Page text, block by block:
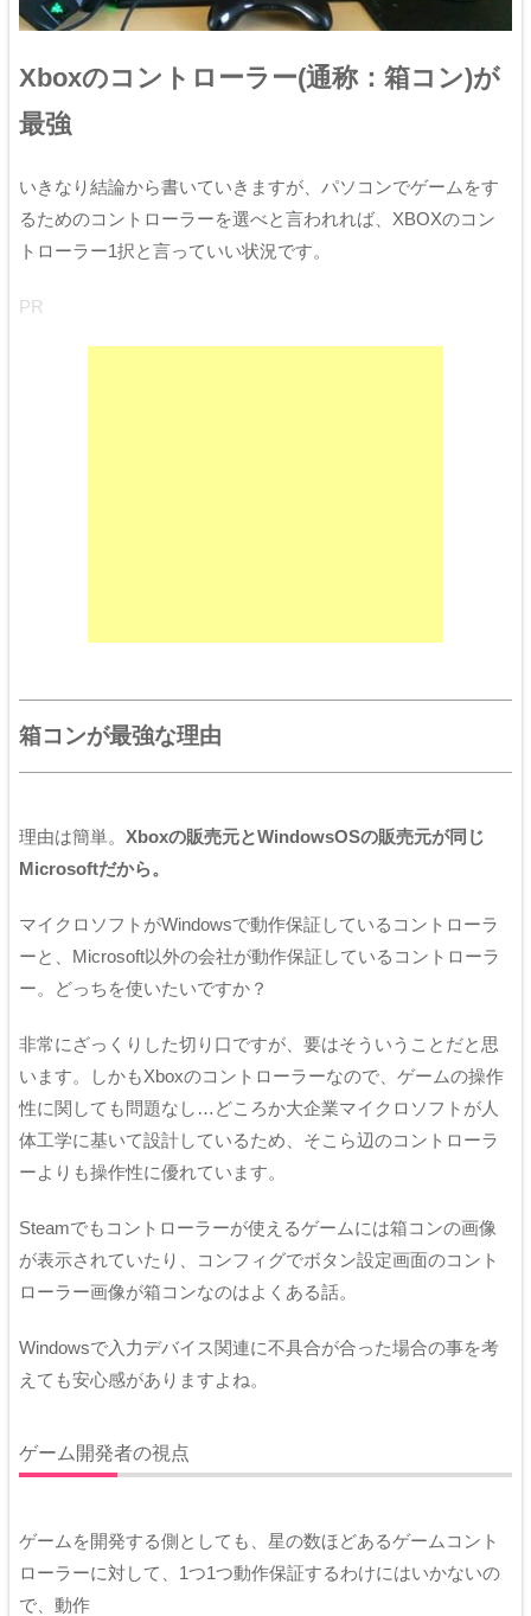
Xboxのコントローラー(通称：箱コン)が
最強
いきなり結論から書いていきますが、パソコンでゲームをす
るためのコントローラーを選べと言われれば、XBOXのコン
トローラー1択と言っていい状況です。
PR
箱コンが最強な理由
理由は簡単。 Xboxの販売元とWindowsOSの販売元が同じ
Microsoftだから。
マイクロソフトがWindowsで動作保証しているコントローラ
ーと、Microsoft以外の会社が動作保証しているコントローラ
ー。どっちを使いたいですか？
非常にざっくりした切り口ですが、要はそういうことだと思
います。しかもXboxのコントローラーなので、ゲームの操作
性に関しても問題なし…どころか大企業マイクロソフトが人
体工学に基いて設計しているため、そこら辺のコントローラ
ーよりも操作性に優れています。
Steamでもコントローラーが使えるゲームには箱コンの画像
が表示されていたり、コンフィグでボタン設定画面のコント
ローラー画像が箱コンなのはよくある話。
Windowsで入力デバイス関連に不具合が合った場合の事を考
えても安心感がありますよね。
ゲーム開発者の視点
ゲームを開発する側としても、星の数ほどあるゲームコント
ローラーに対して、1つ1つ動作保証するわけにはいかないの
で、動作